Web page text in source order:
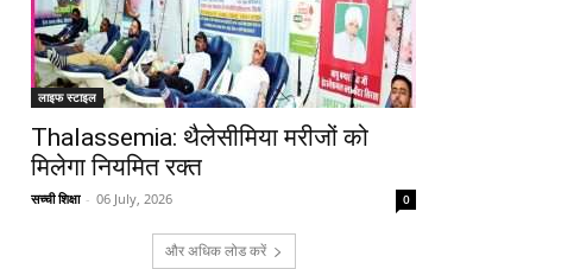
लाइफ स्टाइल
Thalassemia: थैलेसीमिया मरीजों को
मिलेगा नियमित रक्त
सच्ची शिक्षा - 06 July, 2026 0
और अधिक लोड करें